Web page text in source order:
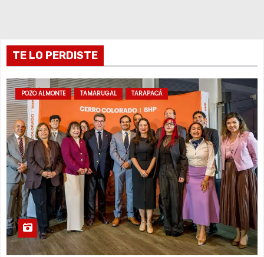
d
a
s
TE LO PERDISTE
POZO ALMONTE TAMARUGAL TARAPACÁ